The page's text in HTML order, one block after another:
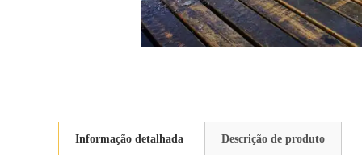
Informação detalhada Descrição de produto